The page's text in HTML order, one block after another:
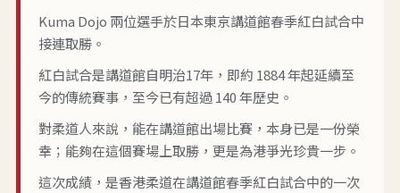
Kuma Dojo 兩位選手於日本東京講道館春季紅白試合中
接連取勝。
紅白試合是講道館自明治17年，即約 1884 年起延續至
今的傳統賽事，至今已有超過 140 年歷史。
對柔道人來說，能在講道館出場比賽，本身已是一份榮
幸；能夠在這個賽場上取勝，更是為港爭光珍貴一步。
這次成績，是香港柔道在講道館春季紅白試合中的一次